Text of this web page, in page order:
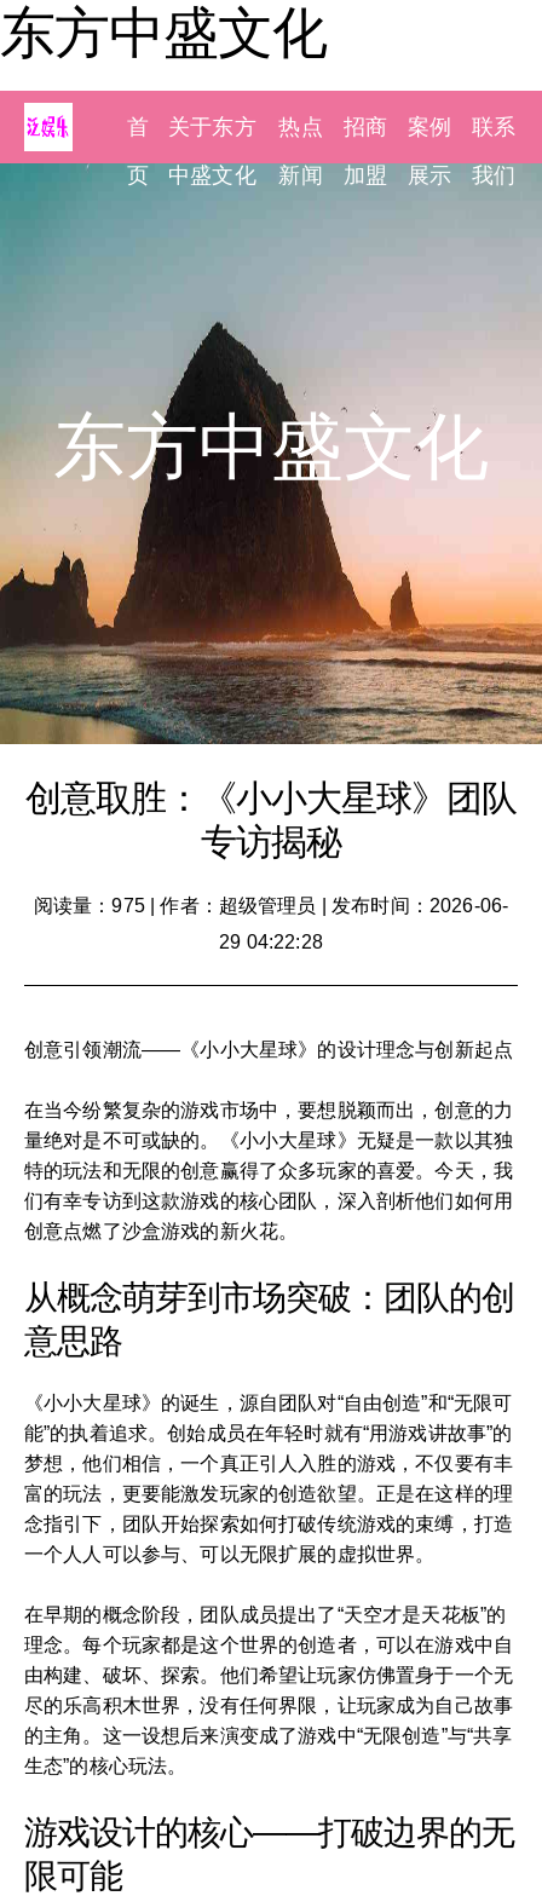
东方中盛文化
首
页
关于东方
中盛文化
热点
新闻
招商
加盟
案例
展示
联系
我们
东方中盛文化
创意取胜：《小小大星球》团队
专访揭秘
阅读量：975|作者：超级管理员
发布时间：2026-06-
29 04:22:28
创意引领潮流——《小小大星球》的设计理念与创新起点
在当今纷繁复杂的游戏市场中，要想脱颖而出，创意的力
量绝对是不可或缺的。《小小大星球》无疑是一款以其独
特的玩法和无限的创意赢得了众多玩家的喜爱。今天，我
们有幸专访到这款游戏的核心团队，深入剖析他们如何用
创意点燃了沙盒游戏的新火花。
从概念萌芽到市场突破：团队的创
意思路
《小小大星球》的诞生，源自团队对“自由创造”和“无限可
能”的执着追求。创始成员在年轻时就有“用游戏讲故事”的
梦想，他们相信，一个真正引人入胜的游戏，不仅要有丰
富的玩法，更要能激发玩家的创造欲望。正是在这样的理
念指引下，团队开始探索如何打破传统游戏的束缚，打造
一个人人可以参与、可以无限扩展的虚拟世界。
在早期的概念阶段，团队成员提出了“天空才是天花板”的
理念。每个玩家都是这个世界的创造者，可以在游戏中自
由构建、破坏、探索。他们希望让玩家仿佛置身于一个无
尽的乐高积木世界，没有任何界限，让玩家成为自己故事
的主角。这一设想后来演变成了游戏中“无限创造”与“共享
生态”的核心玩法。
游戏设计的核心——打破边界的无
限可能